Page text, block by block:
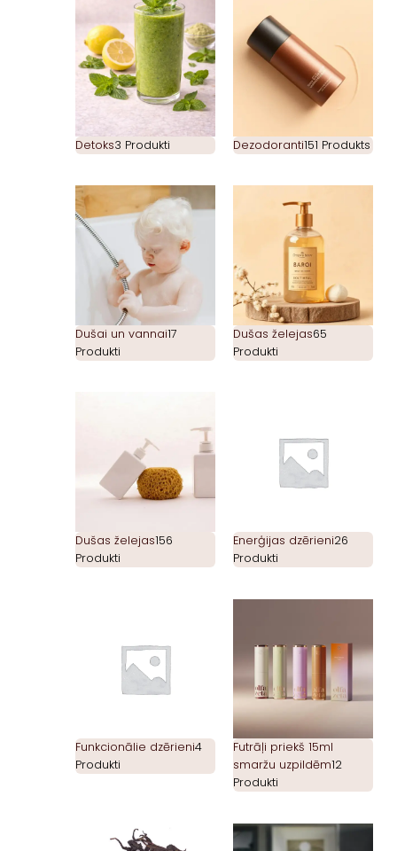
Detoks3 Produkti Dezodoranti151 Produkts
Dušai un vannai17
Produkti
Dušas želejas65
Produkti
Dušas želejas156
Produkti
Enerģijas dzērieni26
Produkti
Funkcionālie dzērieni4
Produkti
Futrāļi priekš 15ml
smaržu uzpildēm12
Produkti